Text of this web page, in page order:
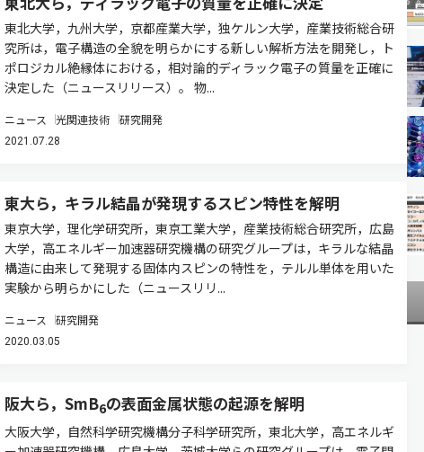
東北大学，九州大学，京都産業大学，独ケルン大学，産業技術総合研
究所は，電子構造の全貌を明らかにする新しい解析方法を開発し，ト
ポロジカル絶縁体における，相対論的ディラック電子の質量を正確に
決定した（ニュースリリース）。 物...
ニュース 光関連技術 研究開発
2021.07.28
東大ら，キラル結晶が発現するスピン特性を解明
東京大学，理化学研究所，東京工業大学，産業技術総合研究所，広島
大学，高エネルギー加速器研究機構の研究グループは，キラルな結晶
構造に由来して発現する固体内スピンの特性を，テルル単体を用いた
実験から明らかにした（ニュースリリ...
ニュース 研究開発
2020.03.05
阪大ら，SmB6の表面金属状態の起源を解明
大阪大学，自然科学研究機構分子科学研究所，東北大学，高エネルギ